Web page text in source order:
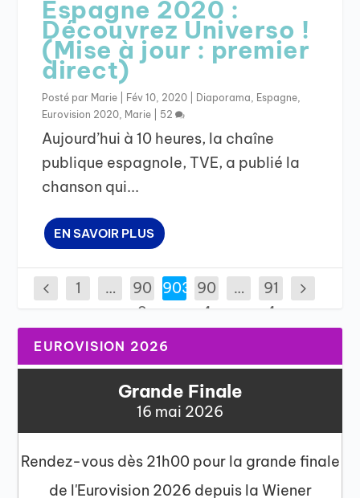
Espagne 2020 :
Découvrez Universo !
(Mise à jour : premier
direct)
Posté par Marie Fév 10, 2020 Diaporama Espagne
Eurovision 2020 Marie 52
Aujourd’hui à 10 heures, la chaîne
publique espagnole, TVE, a publié la
chanson qui...
EN SAVOIR PLUS
1 …
90
2
903
90
4
…
91
4
EUROVISION 2026
Grande Finale
16 mai 2026
Rendez-vous dès 21h00 pour la grande finale
de l'Eurovision 2026 depuis la Wiener